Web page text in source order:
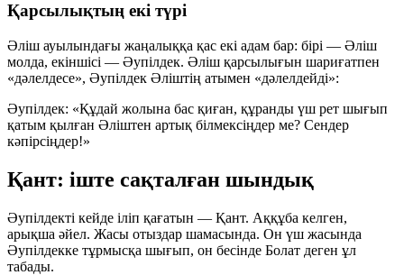
Қарсылықтың екі түрі
Әліш ауылындағы жаңалыққа қас екі адам бар: бірі — Әліш
молда, екіншісі — Әупілдек. Әліш қарсылығын шариғатпен
«дәлелдесе», Әупілдек Әліштің атымен «дәлелдейді»:
Әупілдек: «Құдай жолына бас қиған, құранды үш рет шығып
қатым қылған Әліштен артық білмексіңдер ме? Сендер
кәпірсіңдер!»
Қант: іште сақталған шындық
Әупілдекті кейде іліп қағатын — Қант. Аққұба келген,
арықша әйел. Жасы отыздар шамасында. Он үш жасында
Әупілдекке тұрмысқа шығып, он бесінде Болат деген ұл
табады.